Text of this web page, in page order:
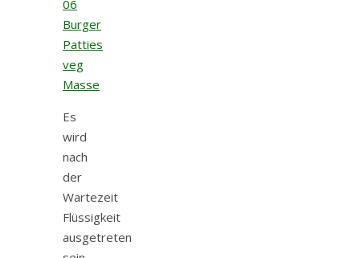
Es
wird
nach
der
Wartezeit
Flüssigkeit
ausgetreten